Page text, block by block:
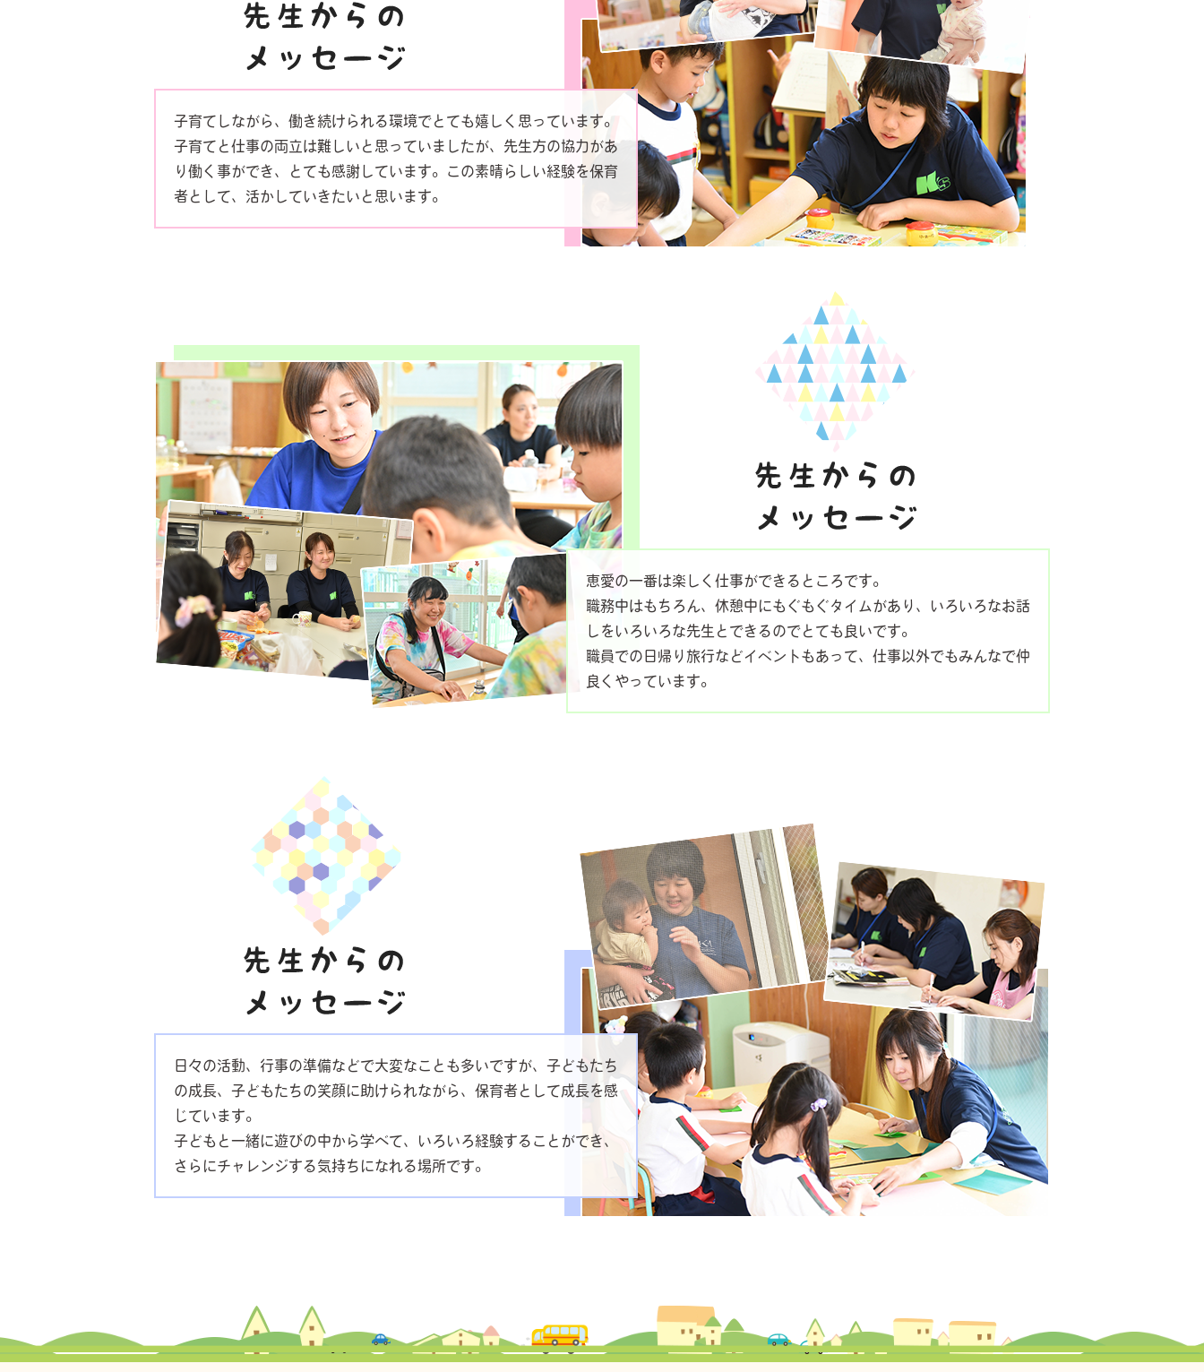
子育てしながら、働き続けられる環境でとても嬉しく思っています。
子育てと仕事の両立は難しいと思っていましたが、先生方の協力があ
り働く事ができ、とても感謝しています。この素晴らしい経験を保育
者として、活かしていきたいと思います。
恵愛の一番は楽しく仕事ができるところです。
職務中はもちろん、休憩中にもぐもぐタイムがあり、いろいろなお話
しをいろいろな先生とできるのでとても良いです。
職員での日帰り旅行などイベントもあって、仕事以外でもみんなで仲
良くやっています。
日々の活動、行事の準備などで大変なことも多いですが、子どもたち
の成長、子どもたちの笑顔に助けられながら、保育者として成長を感
じています。
子どもと一緒に遊びの中から学べて、いろいろ経験することができ、
さらにチャレンジする気持ちになれる場所です。